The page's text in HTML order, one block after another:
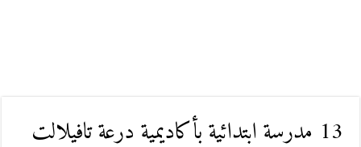
13 مدرسة ابتدائية بأكاديمية درعة تافيلالت